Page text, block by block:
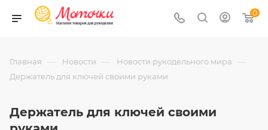
0
Главная — Новости — Новости рукодельного мира —
Держатель для ключей своими руками
Держатель для ключей своими